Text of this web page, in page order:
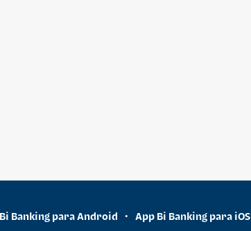
Banking para Android • App Bi Banking para iOS